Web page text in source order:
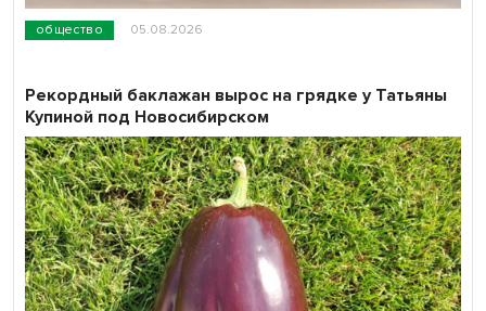
общество 05.08.2026
Рекордный баклажан вырос на грядке у Татьяны
Купиной под Новосибирском